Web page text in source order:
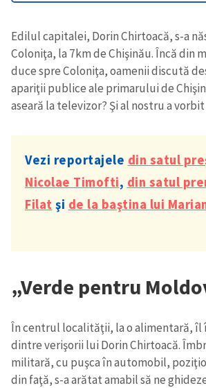
Edilul capitalei, Dorin Chirtoacă, s-a
Coloniţa, la 7km de Chişinău. Încă din
duce spre Coloniţa, oamenii discută
apariţii publice ale primarului de
aseară la televizor? Şi al nostru a
Vezi reportajele din satul
Nicolae Timofti, din satul
Filat şi de la baştina lui
„Verde pentru
În centrul localităţii, la o alimentară, îl
dintre verişorii lui Dorin Chirtoacă.
militară, cu puşca în automobil,
din faţă, s-a arătat amabil să ne